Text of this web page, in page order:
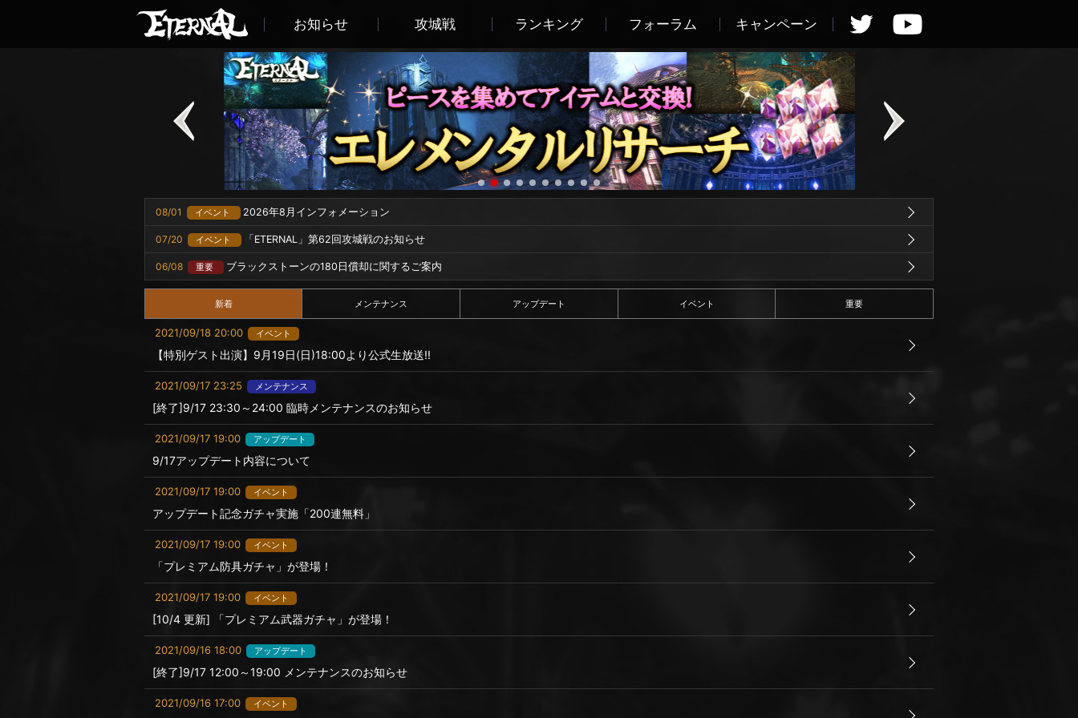
お知らせ 攻城戦 ランキング フォーラム キャンペーン
08/01 イベント 2026年8月インフォメーション
07/20 イベント 「ETERNAL」第62回攻城戦のお知らせ
06/08 重要 ブラックストーンの180日償却に関するご案内
新着 メンテナンス アップデート イベント 重要
2021/09/18 20:00 イベント
【特別ゲスト出演】9月19日(日)18:00より公式生放送!!
2021/09/17 23:25 メンテナンス
[終了]9/17 23:30～24:00 臨時メンテナンスのお知らせ
2021/09/17 19:00 アップデート
9/17アップデート内容について
2021/09/17 19:00 イベント
アップデート記念ガチャ実施「200連無料」
2021/09/17 19:00 イベント
「プレミアム防具ガチャ」が登場！
2021/09/17 19:00 イベント
[10/4 更新] 「プレミアム武器ガチャ」が登場！
2021/09/16 18:00 アップデート
[終了]9/17 12:00～19:00 メンテナンスのお知らせ
2021/09/16 17:00 イベント